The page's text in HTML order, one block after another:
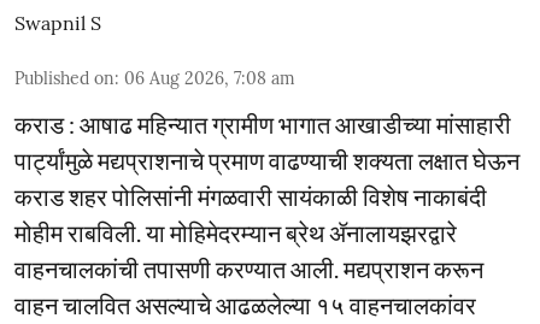
Swapnil S
Published on: 06 Aug 2026, 7:08 am
कराड : आषाढ महिन्यात ग्रामीण भागात आखाडीच्या मांसाहारी
पार्ट्यांमुळे मद्यप्राशनाचे प्रमाण वाढण्याची शक्यता लक्षात घेऊन
कराड शहर पोलिसांनी मंगळवारी सायंकाळी विशेष नाकाबंदी
मोहीम राबविली. या मोहिमेदरम्यान ब्रेथ ॲनालायझरद्वारे
वाहनचालकांची तपासणी करण्यात आली. मद्यप्राशन करून
वाहन चालवित असल्याचे आढळलेल्या १५ वाहनचालकांवर